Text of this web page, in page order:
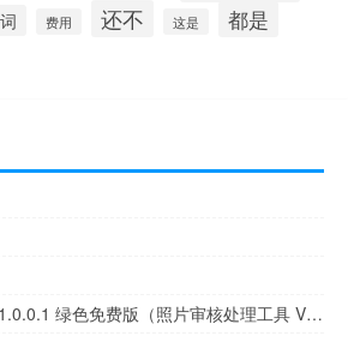
费用 还不 这是 都是
照片审核处理工具 V1.0.0.1 绿色免费版（照片审核处理工具 V1.0.0.1 绿色免费版功能简介）